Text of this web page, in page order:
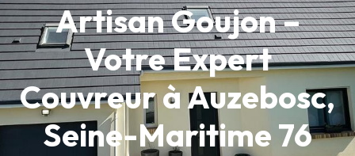
Artisan Goujon –
Votre Expert
Couvreur à Auzebosc,
Seine-Maritime 76